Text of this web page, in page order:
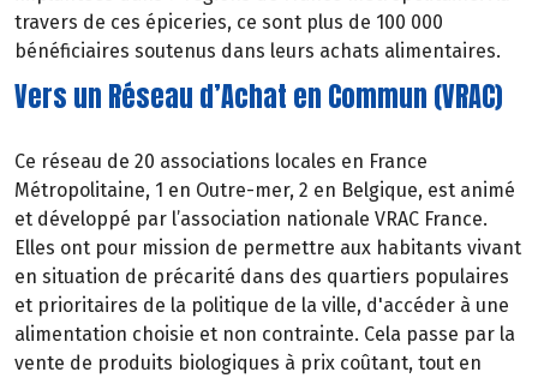
travers de ces épiceries, ce sont plus de 100 000
bénéficiaires soutenus dans leurs achats alimentaires.
Vers un Réseau d’Achat en Commun (VRAC)
Ce réseau de 20 associations locales en France
Métropolitaine, 1 en Outre-mer, 2 en Belgique, est animé
et développé par l’association nationale VRAC France.
Elles ont pour mission de permettre aux habitants vivant
en situation de précarité dans des quartiers populaires
et prioritaires de la politique de la ville, d'accéder à une
alimentation choisie et non contrainte. Cela passe par la
vente de produits biologiques à prix coûtant, tout en